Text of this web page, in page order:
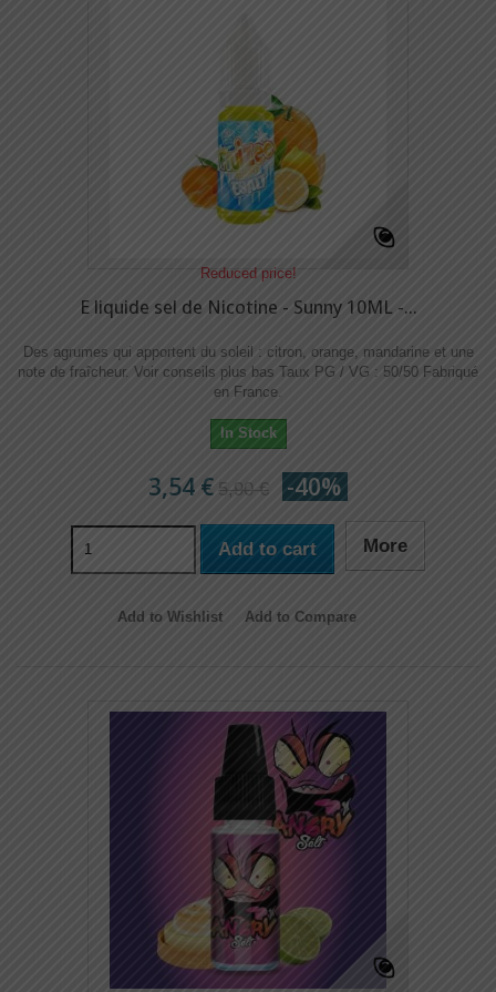
Reduced price!
E liquide sel de Nicotine - Sunny 10ML -...
Des agrumes qui apportent du soleil : citron, orange, mandarine et une
note de fraîcheur. Voir conseils plus bas Taux PG / VG : 50/50 Fabriqué
en France.
In Stock
3,54 € 5,90 € -40%
Add to cart More
Add to Wishlist Add to Compare